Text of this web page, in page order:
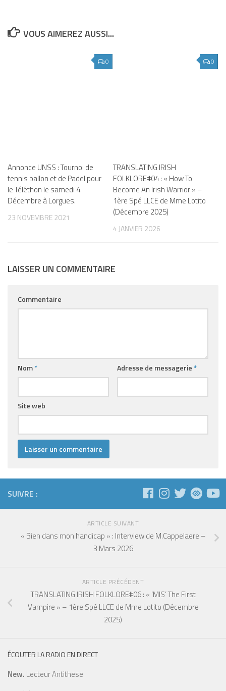
VOUS AIMEREZ AUSSI...
0
Annonce UNSS : Tournoi de
tennis ballon et de Padel pour
le Téléthon le samedi 4
Décembre à Lorgues.
23 NOVEMBRE 2021
0
TRANSLATING IRISH
FOLKLORE#04 : « How To
Become An Irish Warrior » –
1ère Spé LLCE de Mme Lotito
(Décembre 2025)
4 JANVIER 2026
LAISSER UN COMMENTAIRE
Commentaire
Nom* Adresse de messagerie *
Site web
SUIVRE :
ARTICLE SUIVANT
« Bien dans mon handicap » : Interview de M.Cappelaere –
3 Mars 2026
ARTICLE PRÉCÉDENT
TRANSLATING IRISH FOLKLORE#06 : « ‘MIS’ The First
Vampire » – 1ère Spé LLCE de Mme Lotito (Décembre
2025)
ÉCOUTER LA RADIO EN DIRECT
New. Lecteur Antithese